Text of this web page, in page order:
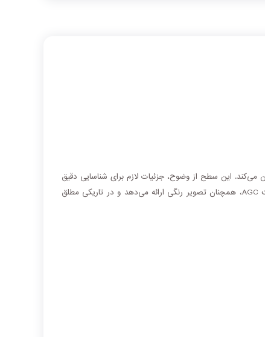
می‌کند. این سطح از وضوح، جزئیات لازم برای شناسایی دقیق
) با فعال بودن قابلیت AGC، همچنان تصویر رنگی ارائه می‌دهد و در تاریکی مطلق